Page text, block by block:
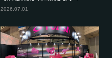
潟事業部展示会】に出展しま...